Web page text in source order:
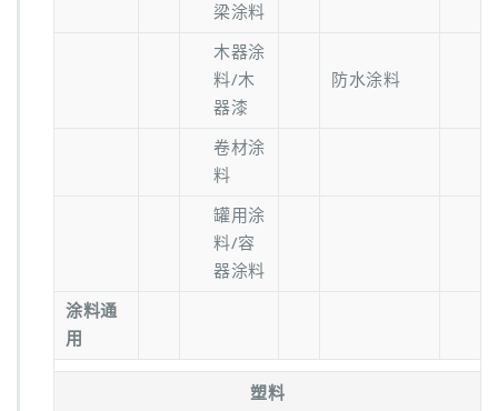
梁涂料
木器涂
料/木
器漆
防水涂料
卷材涂
料
罐用涂
料/容
器涂料
涂料通
用
塑料